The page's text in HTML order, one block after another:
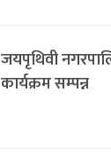
जयपृथिवी
कार्यक्रम सम्पन्न